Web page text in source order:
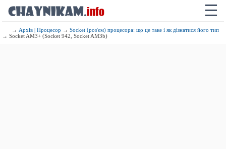
☰
→ Архів | Процесор →Socket (роз'єм) процесора: що це таке і як дізнатися його тип
→ Socket AM3+ (Socket 942, Socket AM3b)